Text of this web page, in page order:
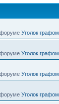
Уголок
Уголок
Уголок
Уголок